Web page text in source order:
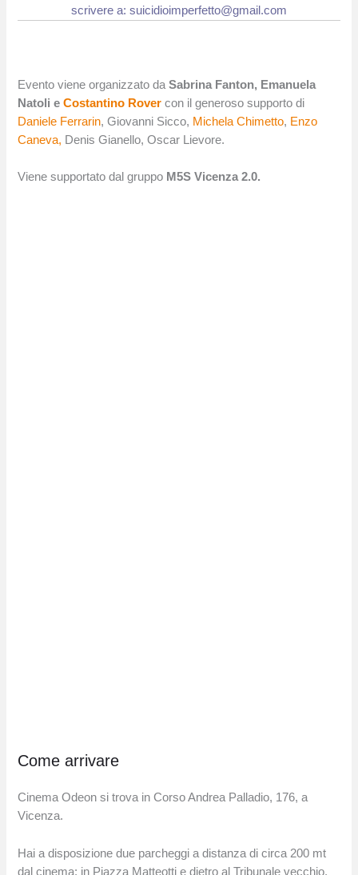
scrivere a: suicidioimperfetto@gmail.com
Evento viene organizzato daSabrina Fanton, Emanuela
Natoli eCostantino Rover con il generoso supporto di
Daniele Ferrarin, Giovanni Sicco, Michela Chimetto, Enzo
Caneva, Denis Gianello, Oscar Lievore.
Viene supportato dal gruppo M5S Vicenza 2.0.
Come arrivare
Cinema Odeon si trova in Corso Andrea Palladio, 176, a
Vicenza.
Hai a disposizione due parcheggi a distanza di circa 200 mt
dal cinema: in Piazza Matteotti e dietro al Tribunale vecchio.